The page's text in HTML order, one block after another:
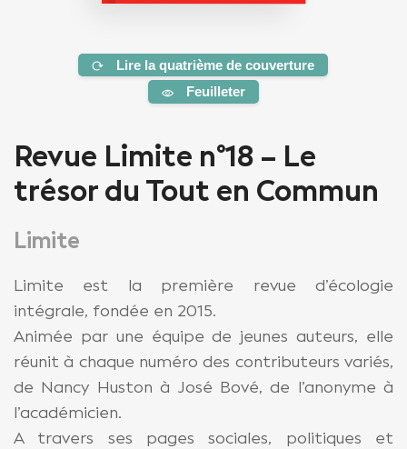
Lire la quatrième de couverture
Feuilleter
Revue Limite n°18 – Le
trésor du Tout en Commun
Limite
Limite est la première revue d’écologie
intégrale, fondée en 2015.
Animée par une équipe de jeunes auteurs, elle
réunit à chaque numéro des contributeurs variés,
de Nancy Huston à José Bové, de l’anonyme à
l’académicien.
A travers ses pages sociales, politiques et